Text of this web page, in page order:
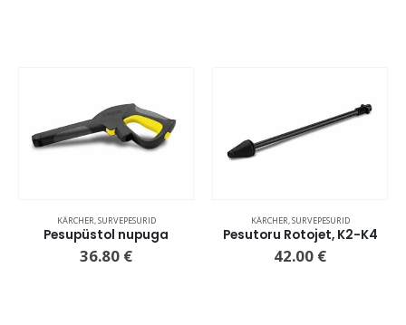
KÄRCHER,SURVEPESURID
Pesupüstol nupuga
36.80 €
KÄRCHER,SURVEPESURID
Pesutoru Rotojet, K2-K4
42.00 €